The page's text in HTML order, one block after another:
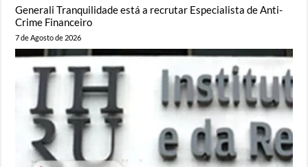
Generali Tranquilidade está a recrutar Especialista de Anti-
Crime Financeiro
7 de Agosto de 2026